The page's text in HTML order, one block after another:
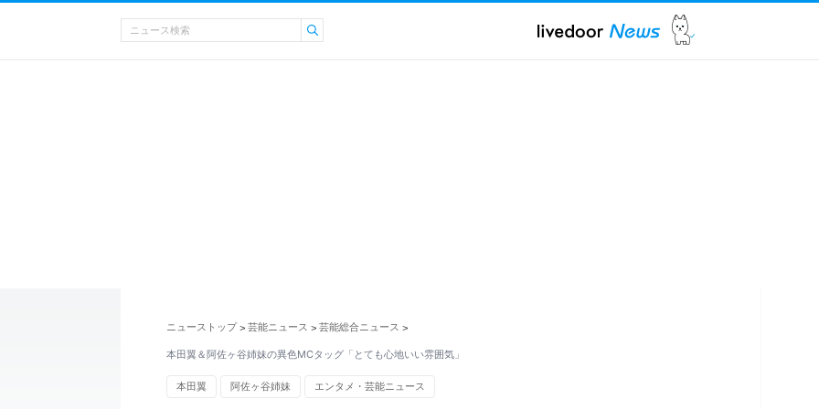
ニューストップ > 芸能ニュース > 芸能総合ニュース >
本田翼＆阿佐ヶ谷姉妹の異色MCタッグ「とても心地いい雰囲気」
本田翼 阿佐ヶ谷姉妹 エンタメ・芸能ニュース